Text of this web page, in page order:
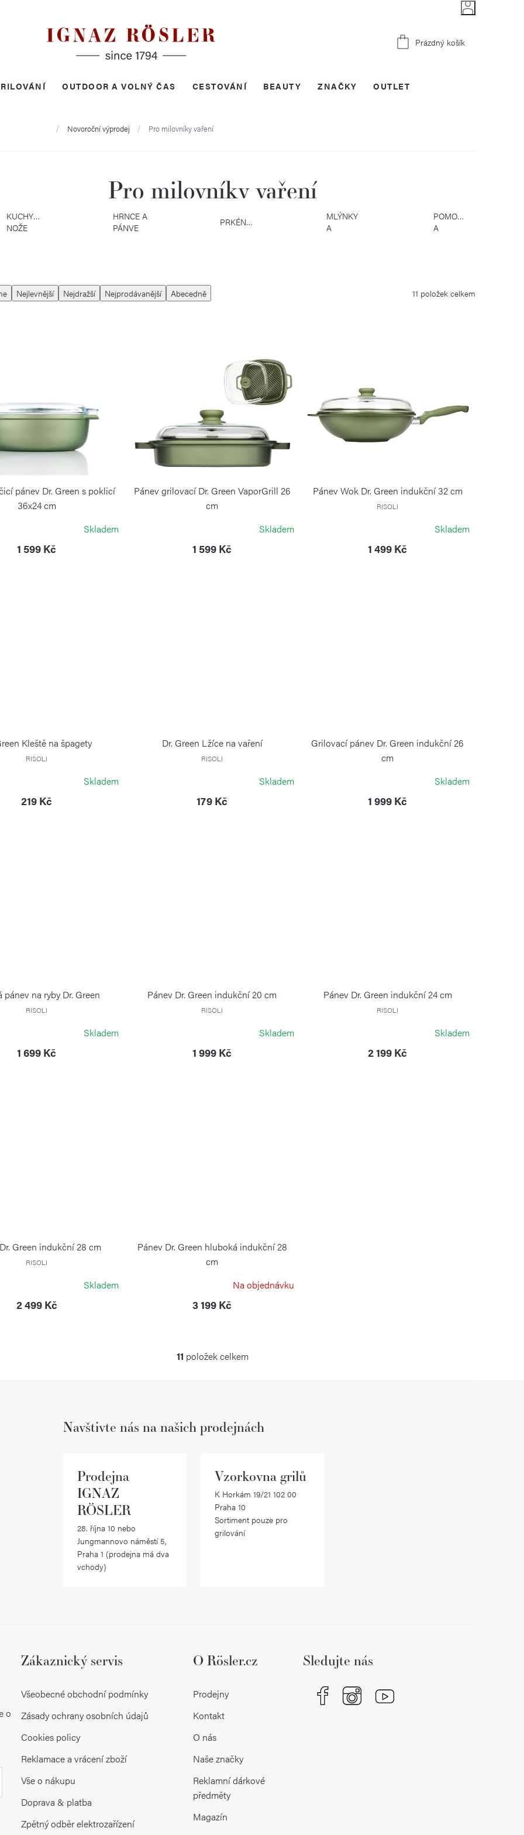
Nákupní
Prázdný košík
OUTDOOR A VOLNÝ ČAS CESTOVÁNÍ BEAUTY OUTLET
ZNAČKY
Domů Novoroční výprodej Pro milovníky vaření
Pro milovníky vaření
KUCHYŇSKÉ
NOŽE
HRNCE A
PÁNVE
PRKÉNKA
MLÝNKY
A
POMOCNÍCI
A
Nejlevnější Nejdražší Nejprodávanější Abecedně 11 položek celkem
pánev Dr. Green s poklicí
36x24 cm
Skladem
1 599 Kč
Pánev grilovací Dr. Green VaporGrill 26
cm
Skladem
1 599 Kč
Pánev Wok Dr. Green indukční 32 cm
RISOLI
Skladem
1 499 Kč
Kleště na špagety
RISOLI
Skladem
219 Kč
Dr. Green Lžíce na vaření
RISOLI
Skladem
179 Kč
Grilovací pánev Dr. Green indukční 26
cm
Skladem
1 999 Kč
pánev na ryby Dr. Green
RISOLI
Skladem
1 699 Kč
Pánev Dr. Green indukční 20 cm
RISOLI
Skladem
1 999 Kč
Pánev Dr. Green indukční 24 cm
RISOLI
Skladem
2 199 Kč
Green indukční 28 cm
RISOLI
Skladem
2 499 Kč
Pánev Dr. Green hluboká indukční 28
cm
Na objednávku
3 199 Kč
O
á
a
c
í
p
ý
i
s
u
11 položek celkem
Navštivte nás na našich prodejnách
Prodejna
IGNAZ
RÖSLER
28. října 10 nebo
Jungmannovo náměstí 5,
Praha 1 (prodejna má dva
vchody)
Vzorkovna grilů
K Horkám 19/21 102 00
Praha 10
Sortiment pouze pro
grilování
o
Zákaznický servis
Všeobecné obchodní podmínky
Zásady ochrany osobních údajů
Cookies policy
Reklamace a vrácení zboží
Vše o nákupu
Doprava & platba
Zpětný odběr elektrozařízení
O Rösler.cz
Prodejny
Kontakt
O nás
Naše značky
Reklamní dárkové
předměty
Magazín
Sledujte nás